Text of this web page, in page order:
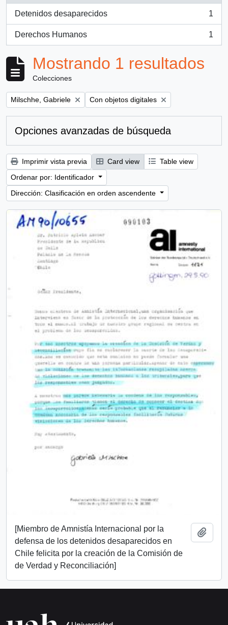
Detenidos desaparecidos
, 1 resultados
1
Derechos Humanos
, 1 resultados
1
Mostrando 1 resultados
Colecciones
Remove filter:
Milschhe, Gabriele Remove filter:
Con objetos digitales
Opciones avanzadas de búsqueda
Imprimir vista previa Card view
Table view
Ordenar por: Identificador
Dirección: Clasificación en orden ascendente
[Miembro de Amnistía Internacional por la
defensa de los detenidos desaparecidos en
Chile felicita por la creación de la Comisión de
de Verdad y Reconciliación]